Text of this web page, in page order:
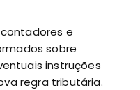
e
sobre
instruções
regra tributária.